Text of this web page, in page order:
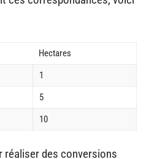
Hectares
1
5
10
réaliser des conversions